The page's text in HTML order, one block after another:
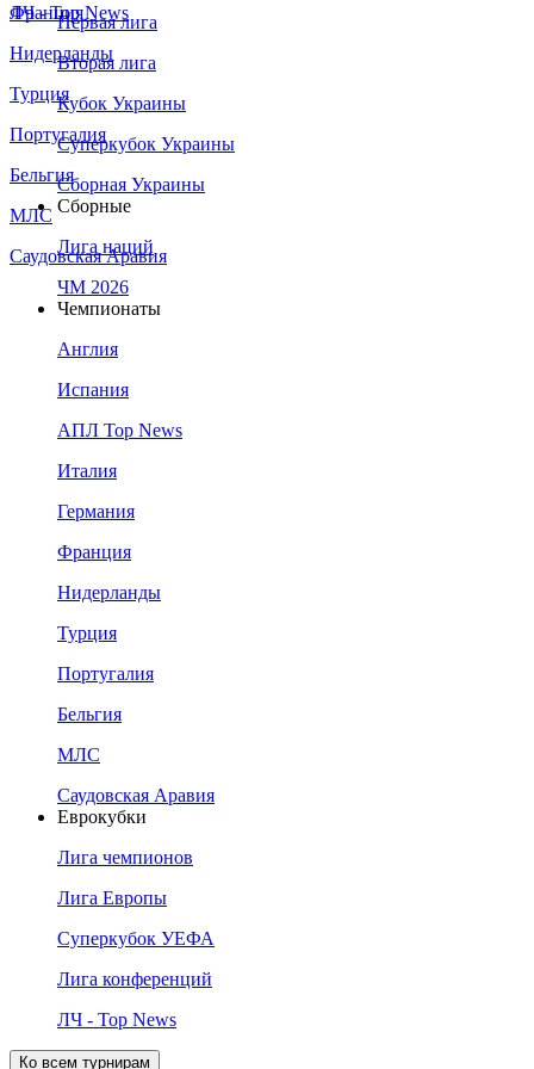
Франция
Нидерланды
Турция
Португалия
Бельгия
МЛС
Саудовская Аравия
ЛЧ - Top News
Первая лига
Вторая лига
Кубок Украины
Суперкубок Украины
Сборная Украины
Сборные
Лига наций
ЧМ 2026
Чемпионаты
Англия
Испания
АПЛ Top News
Италия
Германия
Франция
Нидерланды
Турция
Португалия
Бельгия
МЛС
Саудовская Аравия
Еврокубки
Лига чемпионов
Лига Европы
Суперкубок УЕФА
Лига конференций
ЛЧ - Top News
Ко всем турнирам